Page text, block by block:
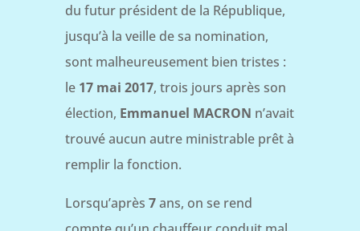
du futur président de la République,
jusqu’à la veille de sa nomination,
sont malheureusement bien tristes :
le 17 mai 2017, trois jours après son
élection, Emmanuel MACRON n’avait
trouvé aucun autre ministrable prêt à
remplir la fonction.
Lorsqu’après 7ans, on se rend